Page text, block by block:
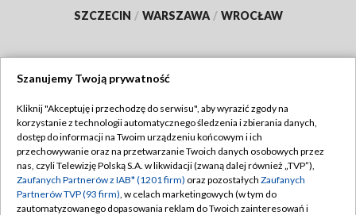
SZCZECIN / WARSZAWA / WROCŁAW
TVP
Abonament TVP
Emisja w TVP
Centrum informacji TVP
Regulamin TVP
Polityka prywatności
Moje zgody
Szanujemy Twoją prywatność
Kliknij "Akceptuję i przechodzę do serwisu", aby wyrazić zgody na
korzystanie z technologii automatycznego śledzenia i zbierania danych,
dostęp do informacji na Twoim urządzeniu końcowym i ich
przechowywanie oraz na przetwarzanie Twoich danych osobowych przez
nas, czyli Telewizję Polską S.A. w likwidacji (zwaną dalej również „TVP”),
Zaufanych Partnerów z IAB* (1201 firm) oraz pozostałych Zaufanych
Partnerów TVP (93 firm), w celach marketingowych (w tym do
zautomatyzowanego dopasowania reklam do Twoich zainteresowań i